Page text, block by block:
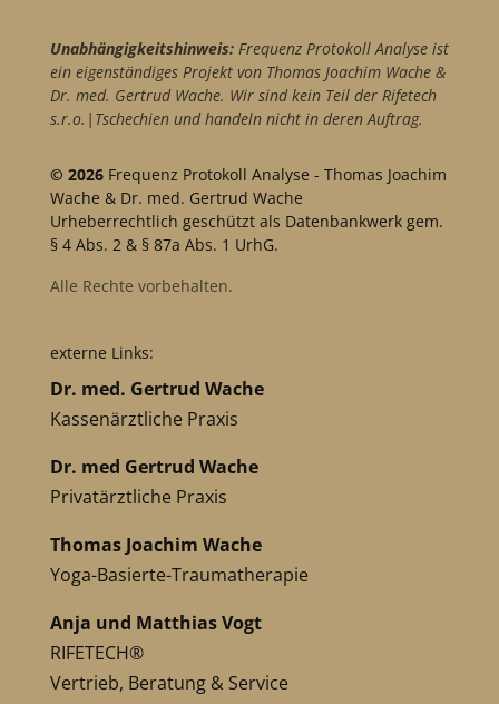
Unabhängigkeitshinweis:Frequenz Protokoll Analyse ist
ein eigenständiges Projekt von Thomas Joachim Wache &
Dr. med. Gertrud Wache. Wir sind kein Teil der Rifetech
s.r.o.|Tschechien und handeln nicht in deren Auftrag.
© 2026 Frequenz Protokoll Analyse - Thomas Joachim
Wache & Dr. med. Gertrud Wache
Urheberrechtlich geschützt als Datenbankwerk gem.
§ 4 Abs. 2 & § 87a Abs. 1 UrhG.
Alle Rechte vorbehalten.
externe Links:
Dr. med. Gertrud Wache
Kassenärztliche Praxis
Dr. med Gertrud Wache
Privatärztliche Praxis
Thomas Joachim Wache
Yoga-Basierte-Traumatherapie
Anja und Matthias Vogt
RIFETECH®
Vertrieb, Beratung & Service